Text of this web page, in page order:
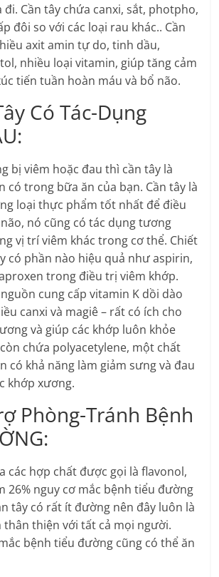
đi. Cần tây chứa canxi, sắt, photpho,
đôi so với các loại rau khác.. Cần
axit amin tự do, tinh dầu,
nhiều loại vitamin, giúp tăng cảm
tiến tuần hoàn máu và bổ não.
Có Tác-Dụng
bị viêm hoặc đau thì cần tây là
có trong bữa ăn của bạn. Cần tây là
loại thực phẩm tốt nhất để điều
nó cũng có tác dụng tương
vị trí viêm khác trong cơ thể. Chiết
có phần nào hiệu quả như aspirin,
trong điều trị viêm khớp.
cung cấp vitamin K dồi dào
canxi và magiê – rất có ích cho
và giúp các khớp luôn khỏe
chứa polyacetylene, một chất
có khả năng làm giảm sưng và đau
khớp xương.
Phòng-Tránh Bệnh
các hợp chất được gọi là flavonol,
26% nguy cơ mắc bệnh tiểu đường
tây có rất ít đường nên đây luôn là
thiện với tất cả mọi người.
bệnh tiểu đường cũng có thể ăn